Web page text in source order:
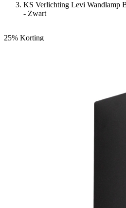
KS Verlichting Levi Wandlamp
- Zwart
25% Korting